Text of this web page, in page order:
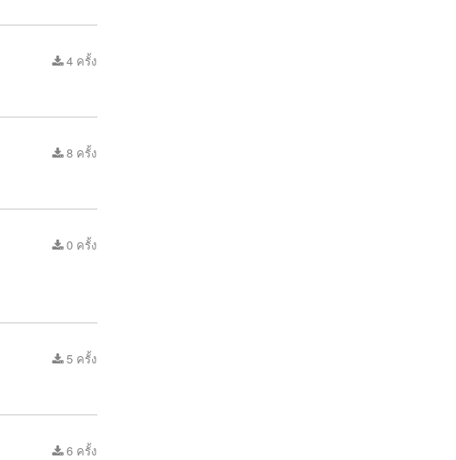
4 ครั้ง
8 ครั้ง
0 ครั้ง
5 ครั้ง
6 ครั้ง